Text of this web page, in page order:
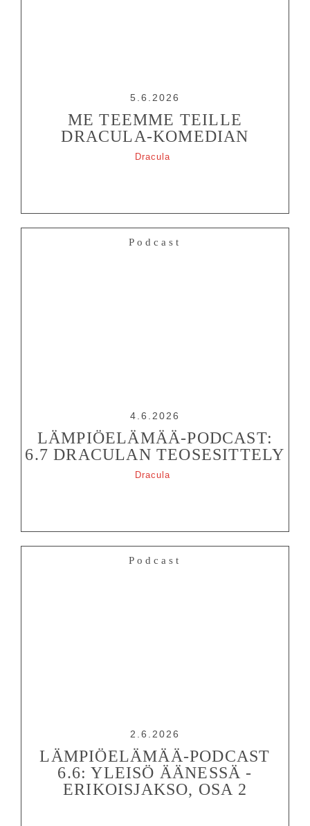
5.6.2026
ME TEEMME TEILLE
DRACULA-KOMEDIAN
Dracula
Podcast
4.6.2026
LÄMPIÖELÄMÄÄ-PODCAST:
6.7 DRACULAN TEOSESITTELY
Dracula
Podcast
2.6.2026
LÄMPIÖELÄMÄÄ-PODCAST
6.6: YLEISÖ ÄÄNESSÄ -
ERIKOISJAKSO, OSA 2